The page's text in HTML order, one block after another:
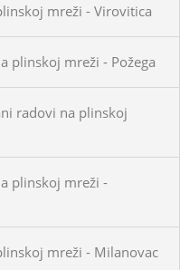
mreži - Virovitica
plinskoj mreži - Požega
radovi na plinskoj
plinskoj mreži -
mreži - Milanovac